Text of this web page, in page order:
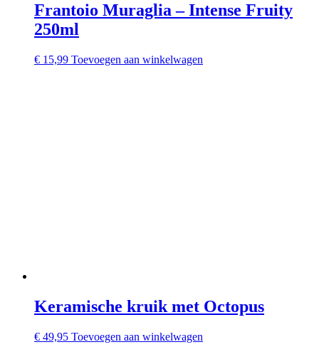
Frantoio Muraglia – Intense Fruity
250ml
€ 15,99 Toevoegen aan winkelwagen
Keramische kruik met Octopus
€ 49,95 Toevoegen aan winkelwagen